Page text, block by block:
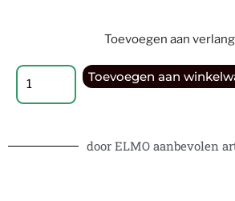
Toevoegen aan
Toevoegen aan
door ELMO aanbevolen